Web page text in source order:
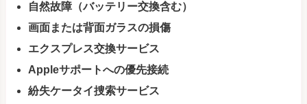
自然故障（バッテリー交換含む）
画面または背面ガラスの損傷
エクスプレス交換サービス
Appleサポートへの優先接続
紛失ケータイ捜索サービス